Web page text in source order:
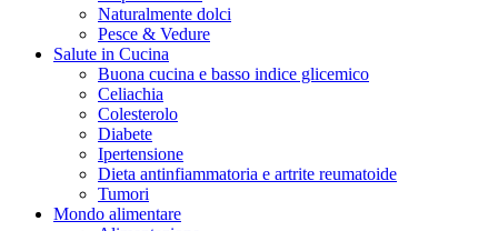
Naturalmente dolci
Pesce & Vedure
Salute in Cucina
Buona cucina e basso indice glicemico
Celiachia
Colesterolo
Diabete
Ipertensione
Dieta antinfiammatoria e artrite reumatoide
Tumori
Mondo alimentare